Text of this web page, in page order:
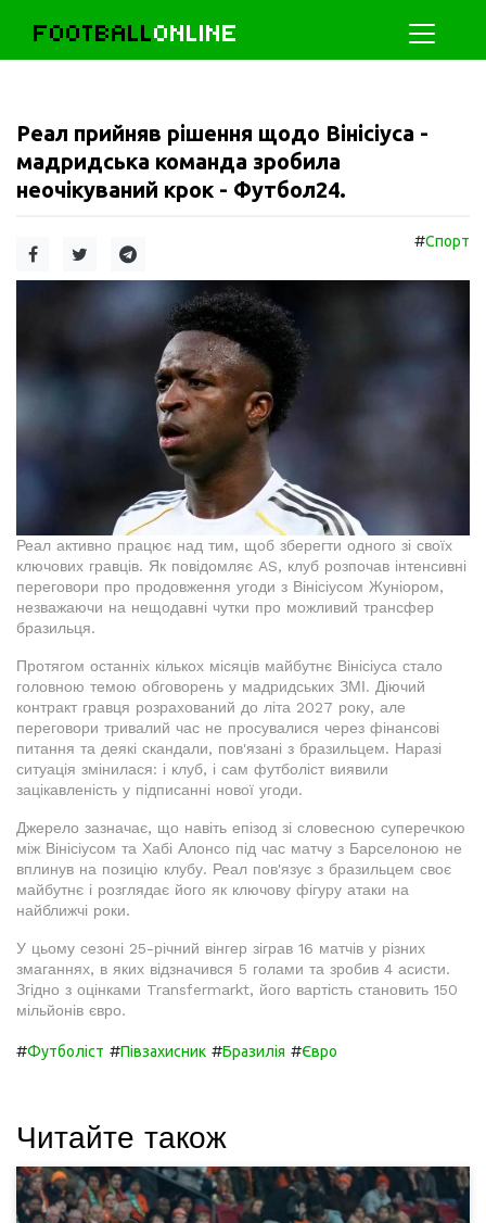
FOOTBALLONLINE
Реал прийняв рішення щодо Вінісіуса -
мадридська команда зробила
неочікуваний крок - Футбол24.
#Спорт
Реал активно працює над тим, щоб зберегти одного зі своїх
ключових гравців. Як повідомляє AS, клуб розпочав інтенсивні
переговори про продовження угоди з Вінісіусом Жуніором,
незважаючи на нещодавні чутки про можливий трансфер
бразильця.
Протягом останніх кількох місяців майбутнє Вінісіуса стало
головною темою обговорень у мадридських ЗМІ. Діючий
контракт гравця розрахований до літа 2027 року, але
переговори тривалий час не просувалися через фінансові
питання та деякі скандали, пов'язані з бразильцем. Наразі
ситуація змінилася: і клуб, і сам футболіст виявили
зацікавленість у підписанні нової угоди.
Джерело зазначає, що навіть епізод зі словесною суперечкою
між Вінісіусом та Хабі Алонсо під час матчу з Барселоною не
вплинув на позицію клубу. Реал пов'язує з бразильцем своє
майбутнє і розглядає його як ключову фігуру атаки на
найближчі роки.
У цьому сезоні 25-річний вінгер зіграв 16 матчів у різних
змаганнях, в яких відзначився 5 голами та зробив 4 асисти.
Згідно з оцінками Transfermarkt, його вартість становить 150
мільйонів євро.
#Футболіст #Півзахисник #Бразилія #Євро
Читайте також